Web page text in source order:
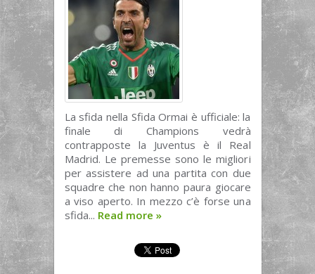
La sfida nella Sfida Ormai è ufficiale: la
finale di Champions vedrà
contrapposte la Juventus è il Real
Madrid. Le premesse sono le migliori
per assistere ad una partita con due
squadre che non hanno paura giocare
a viso aperto. In mezzo c’è forse una
sfida... Read more »